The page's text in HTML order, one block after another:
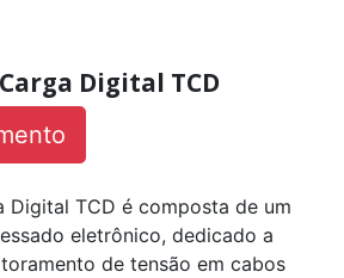
Digital TCD
Digital TCD é composta de um
eletrônico, dedicado a
de tensão em cabos